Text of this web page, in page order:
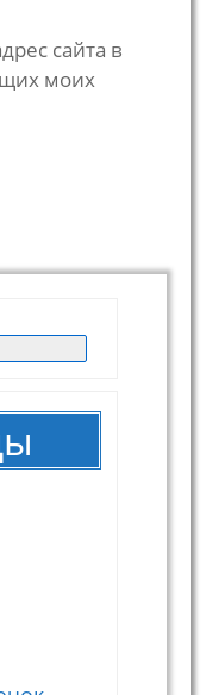
сайта в
моих